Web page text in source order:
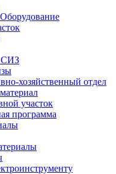
СИЗ
хозяйственный отдел
участок
программа